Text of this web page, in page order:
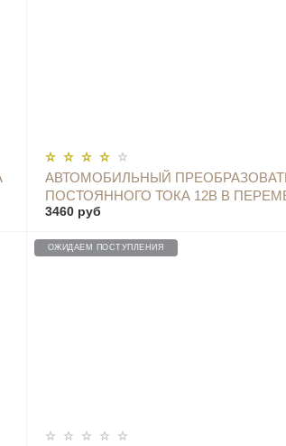
АВТОМОБИЛЬНЫЙ
ПОСТОЯННОГО ТОКА 12В В
150ВТ 4ПОРТА BASEUS - CRNBQ-A01
3460 руб
ОПОВЕСТИТЬ
ОЖИДАЕМ ПОСТУПЛЕНИЯ